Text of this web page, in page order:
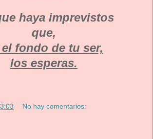
haya imprevistos
que,
fondo de tu ser,
los esperas.
No hay comentarios: